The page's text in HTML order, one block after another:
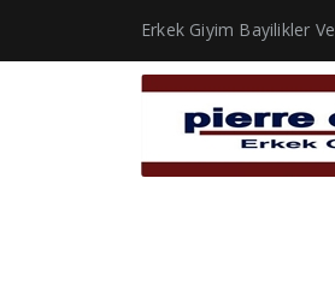
Erkek Giyim Bayilikler